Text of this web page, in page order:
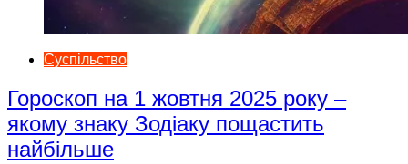
Суспільство
Гороскоп на 1 жовтня 2025 року –
якому знаку Зодіаку пощастить
найбільше